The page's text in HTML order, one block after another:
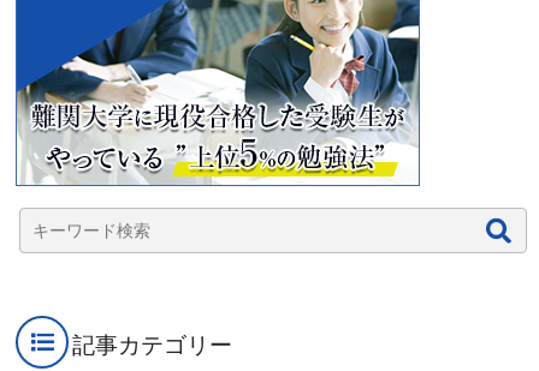
記事カテゴリー